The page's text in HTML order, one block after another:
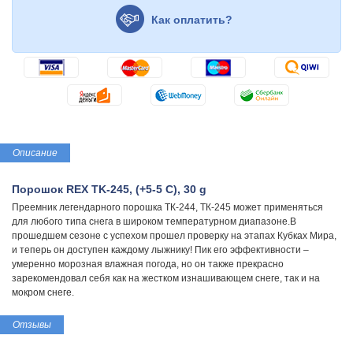
Как оплатить?
Описание
Порошок REX TK-245, (+5-5 C), 30 g
Преемник легендарного порошка ТК-244, ТК-245 может применяться
для любого типа снега в широком температурном диапазоне.В
прошедшем сезоне с успехом прошел проверку на этапах Кубках Мира,
и теперь он доступен каждому лыжнику! Пик его эффективности –
умеренно морозная влажная погода, но он также прекрасно
зарекомендовал себя как на жестком изнашивающем снеге, так и на
мокром снеге.
Отзывы